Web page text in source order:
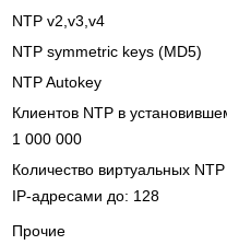
NTP v2,v3,v4
NTP symmetric keys (MD5)
NTP Autokey
Клиентов NTP в
1 000 000
Количество виртуальных
IP-адресами до: 128
Прочие